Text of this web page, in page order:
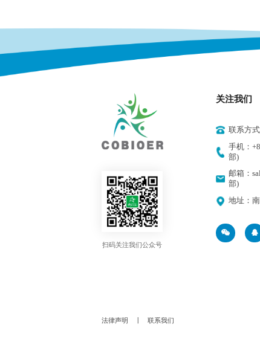
扫码关注我们公众号
关注我们
联系方
手机：
部)
邮箱：
部)
地址：
法律声明 联系我们